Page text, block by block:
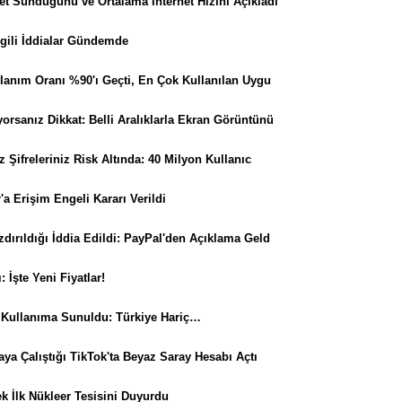
İddialar Gündemde
Oranı %90'ı Geçti, En Çok Kullanılan Uygu
Dikkat: Belli Aralıklarla Ekran Görüntünü
Şifreleriniz Risk Altında: 40 Milyon Kullanıc
Erişim Engeli Kararı Verildi
İddia Edildi: PayPal'den Açıklama Geld
İşte Yeni Fiyatlar!
Sunuldu: Türkiye Hariç…
Çalıştığı TikTok'ta Beyaz Saray Hesabı Açtı
İlk Nükleer Tesisini Duyurdu